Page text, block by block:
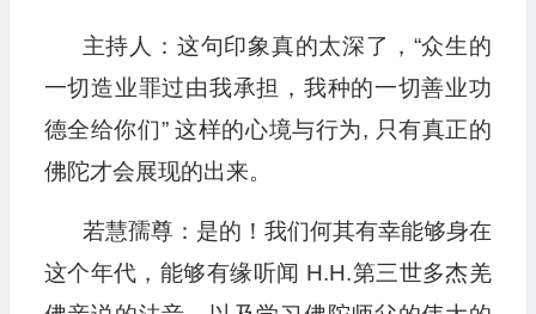
主持人：这句印象真的太深了，“众生的
一切造业罪过由我承担，我种的一切善业功
德全给你们” 这样的心境与行为, 只有真正的
佛陀才会展现的出来。
若慧孺尊：是的！我们何其有幸能够身在
这个年代，能够有缘听闻 H.H.第三世多杰羌